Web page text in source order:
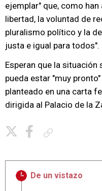
ejemplar" que, como
libertad, la voluntad de
pluralismo político y la
justa e igual para todos".
Esperan que la situación
pueda estar "muy
planteado en una carta
dirigida al Palacio de la
De un vistazo